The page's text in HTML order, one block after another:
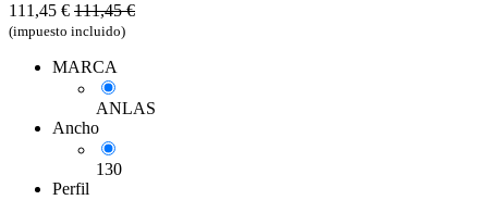
111,45 € 111,45€
(impuesto incluido)
MARCA
ANLAS
Ancho
130
Perfil